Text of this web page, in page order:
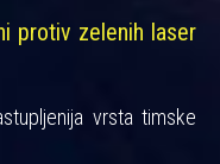
protiv zelenih laser
vrsta timske